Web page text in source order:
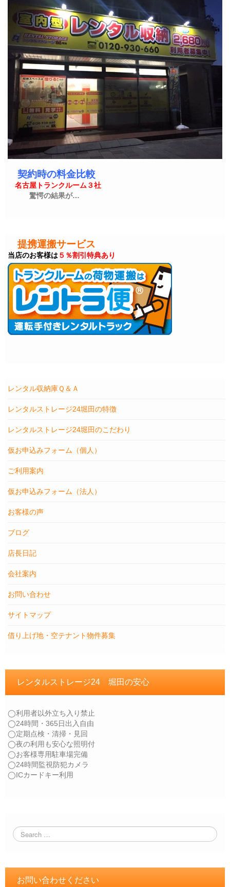
契約時の料金比較
名古屋トランクルーム３社
驚愕の結果が…
提携運搬サービス
当店のお客様は５％割引特典あり
レンタル収納庫Ｑ＆Ａ
レンタルストレージ24堀田の特徴
レンタルストレージ24堀田のこだわり
仮お申込みフォーム（個人）
ご利用案内
仮お申込みフォーム（法人）
お客様の声
ブログ
店長日記
会社案内
お問い合わせ
サイトマップ
借り上げ地・空テナント物件募集
レンタルストレージ24 堀田の安心
◯利用者以外立ち入り禁止
◯24時間・365日出入自由
◯定期点検・清掃・見回
◯夜の利用も安心な照明付
◯お客様専用駐車場完備
◯24時間監視防犯カメラ
◯ICカードキー利用
お問い合わせください